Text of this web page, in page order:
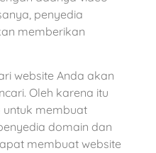
penyedia
memberikan
website Anda akan
Oleh karena itu
membuat
domain dan
membuat website